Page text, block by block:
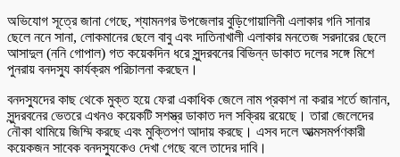
অভিযোগ সূত্রে জানা গেছে, শ্যামনগর উপজেলার বুড়িগোয়ালিনী এলাকার গনি সানার
ছেলে ননে সানা, লোকমানের ছেলে বাবু এবং দাতিনাখালী এলাকার মনতেজ সরদারের ছেলে
আসাদুল (ননি গোপাল) গত কয়েকদিন ধরে সুন্দরবনের বিভিন্ন ডাকাত দলের সঙ্গে মিশে
পুনরায় বনদস্যু কার্যক্রম পরিচালনা করছেন।
বনদস্যুদের কাছ থেকে মুক্ত হয়ে ফেরা একাধিক জেলে নাম প্রকাশ না করার শর্তে জানান,
সুন্দরবনের ভেতরে এখনও কয়েকটি সশস্ত্র ডাকাত দল সক্রিয় রয়েছে। তারা জেলেদের
নৌকা থামিয়ে জিম্মি করছে এবং মুক্তিপণ আদায় করছে। এসব দলে আত্মসমর্পণকারী
কয়েকজন সাবেক বনদস্যুকেও দেখা গেছে বলে তাদের দাবি।